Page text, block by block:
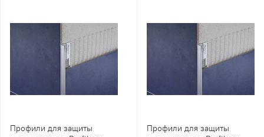
Профили для защиты
Профили для защиты